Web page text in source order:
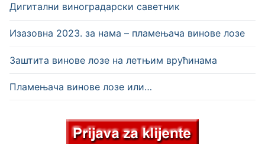
Дигитални виноградарски саветник
Изазовна 2023. за нама – пламењача винове лозе
Заштита винове лозе на летњим врућинама
Пламењача винове лозе или…